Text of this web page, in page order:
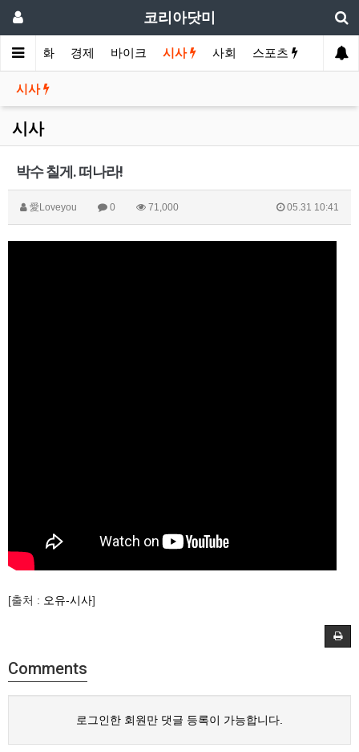
코리아닷미
인 영화 경제 바이크 시사 사회 스포츠 여행
시사
시사
박수 칠게. 떠나라!
愛Loveyou 0 71,000 05.31 10:41
[출처 : 오유-시사]
Comments
로그인한 회원만 댓글 등록이 가능합니다.